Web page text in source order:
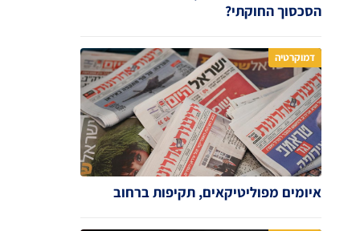
הסכסוך החוקתי?
דמוקרטיה
איומים מפוליטיקאים, תקיפות ברחוב